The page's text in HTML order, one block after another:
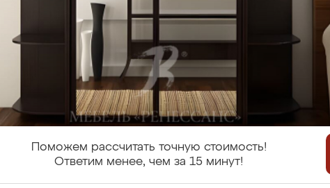
Поможем рассчитать точную стоимость!
Ответим менее, чем за 15 минут!